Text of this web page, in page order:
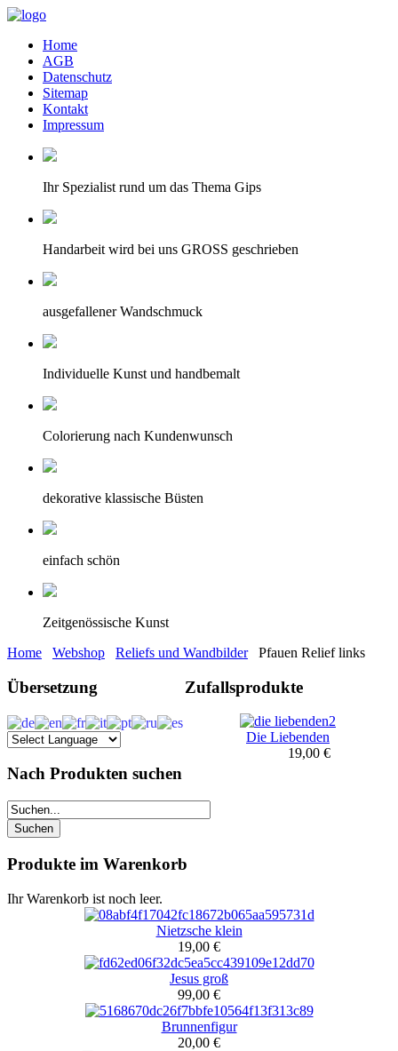
Home
AGB
Datenschutz
Sitemap
Kontakt
Impressum
Ihr Spezialist rund um das Thema Gips
Handarbeit wird bei uns GROSS geschrieben
ausgefallener Wandschmuck
Individuelle Kunst und handbemalt
Colorierung nach Kundenwunsch
dekorative klassische Büsten
einfach schön
Zeitgenössische Kunst
Home
Webshop Reliefs und Wandbilder Pfauen Relief links
Übersetzung
Nach Produkten suchen
Produkte im Warenkorb
Ihr Warenkorb ist noch leer.
Zufallsprodukte
Die Liebenden
19,00 €
Nietzsche klein
19,00 €
Jesus groß
99,00 €
Brunnenfigur
20,00 €